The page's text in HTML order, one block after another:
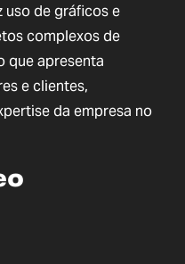
de gráficos e
complexos de
que apresenta
e clientes,
da empresa no